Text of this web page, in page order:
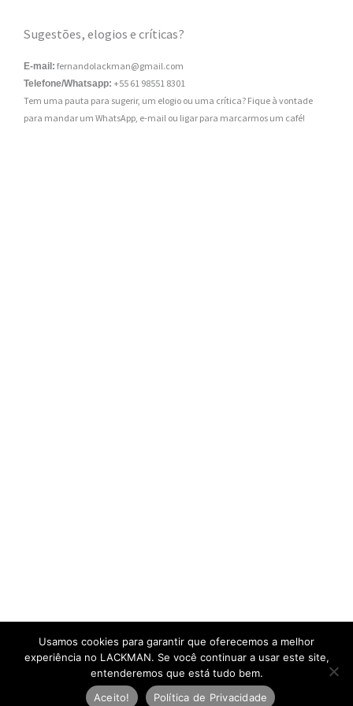
Sugestões, elogios e críticas?
E-mail: fernandolackman@gmail.com
Telefone/Whatsapp: +55 61 98551 8301
Tem uma pauta para sugerir, um elogio ou uma crítica? Fique à vontade
para mandar um WhatsApp, e-mail ou ligar para marcarmos um café!
Usamos cookies para garantir que oferecemos a melhor
experiência no LACKMAN. Se você continuar a usar este site,
entenderemos que está tudo bem.
Aceito!
Política de Privacidade